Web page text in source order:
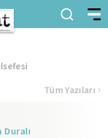
Duralı
Tüm Yazıları